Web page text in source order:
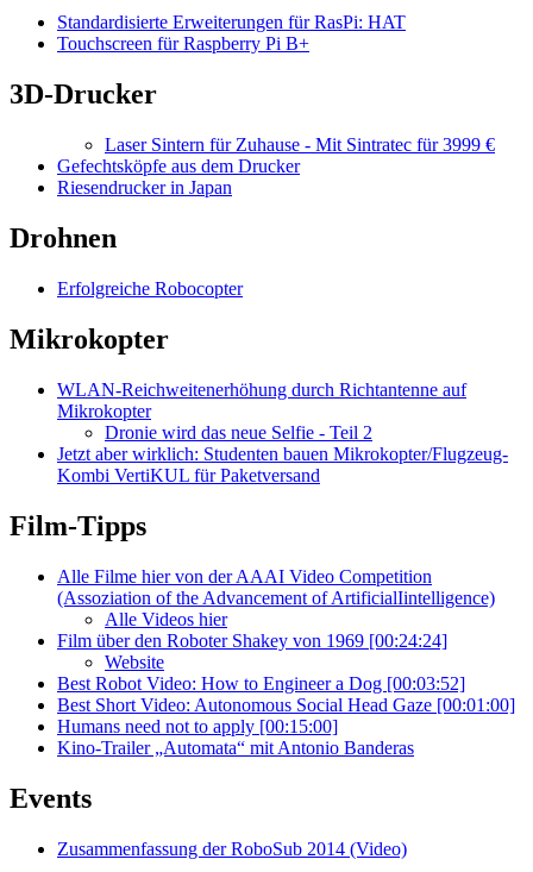
Standardisierte Erweiterungen für RasPi: HAT
Touchscreen für Raspberry Pi B+
3D-Drucker
Laser Sintern für Zuhause - Mit Sintratec für 3999 €
Gefechtsköpfe aus dem Drucker
Riesendrucker in Japan
Drohnen
Erfolgreiche Robocopter
Mikrokopter
WLAN-Reichweitenerhöhung durch Richtantenne auf
Mikrokopter
Dronie wird das neue Selfie - Teil 2
Jetzt aber wirklich: Studenten bauen Mikrokopter/Flugzeug-
Kombi VertiKUL für Paketversand
Film-Tipps
Alle Filme hier von der AAAI Video Competition
(Assoziation of the Advancement of ArtificialIintelligence)
Alle Videos hier
Film über den Roboter Shakey von 1969 [00:24:24]
Website
Best Robot Video: How to Engineer a Dog [00:03:52]
Best Short Video: Autonomous Social Head Gaze [00:01:00]
Humans need not to apply [00:15:00]
Kino-Trailer „Automata“ mit Antonio Banderas
Events
Zusammenfassung der RoboSub 2014 (Video)